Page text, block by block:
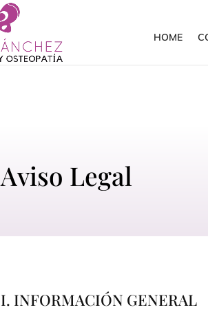
HOME
Aviso Legal
I. INFORMACIÓN GENERAL